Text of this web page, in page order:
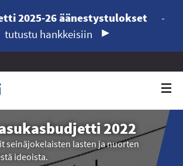
2025-26 äänestystulokset
-
tutustu hankkeisiin
2022
seinäjokelaisten lasten ja nuorten
ideoista.